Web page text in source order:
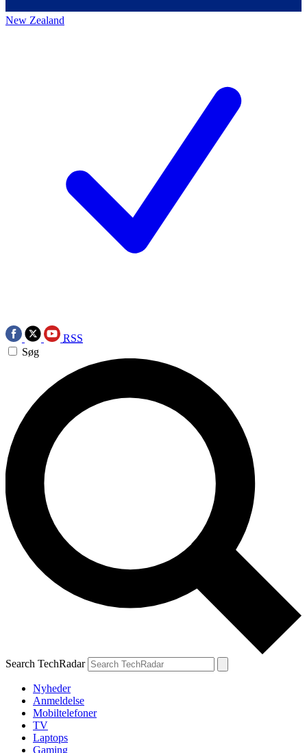
New Zealand
RSS
Søg
Search TechRadar
Nyheder
Anmeldelse
Mobiltelefoner
TV
Laptops
Gaming